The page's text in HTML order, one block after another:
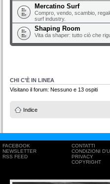
Mercatino Surf
Compro, vendo, scambio,
surf industry.
Shaping Room
Vita da shaper: tutto ciò che
CHI C’È IN LINEA
Visitano il forum: Nessuno e 13 ospiti
Indice
FACEBOOK
NEWSLETTER
RSS FEED
CONTATTI
CONDIZIONI
PRIVACY
COPYRIGHT